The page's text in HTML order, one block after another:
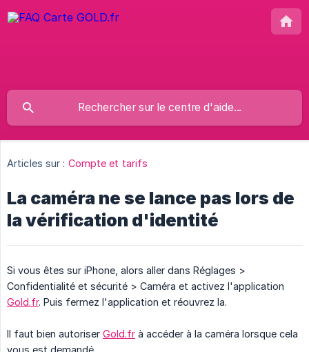
Articles sur : Compte et tarifs
La caméra ne se lance pas lors de
la vérification d'identité
Si vous êtes sur iPhone, alors aller dans Réglages >
Confidentialité et sécurité > Caméra et activez l'application
Gold.fr. Puis fermez l'application et réouvrez la.
Il faut bien autoriser Gold.fr à accéder à la caméra lorsque cela
vous est demandé.